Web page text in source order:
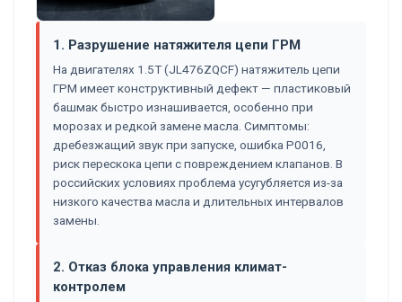
1. Разрушение натяжителя цепи ГРМ
На двигателях 1.5T (JL476ZQCF) натяжитель цепи
ГРМ имеет конструктивный дефект — пластиковый
башмак быстро изнашивается, особенно при
морозах и редкой замене масла. Симптомы:
дребезжащий звук при запуске, ошибка P0016,
риск перескока цепи с повреждением клапанов. В
российских условиях проблема усугубляется из-за
низкого качества масла и длительных интервалов
замены.
2. Отказ блока управления климат-
контролем